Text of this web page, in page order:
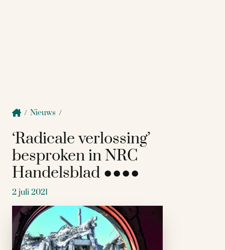
/ Nieuws /
‘Radicale verlossing’
besproken in NRC
Handelsblad ●●●●
2 juli 2021